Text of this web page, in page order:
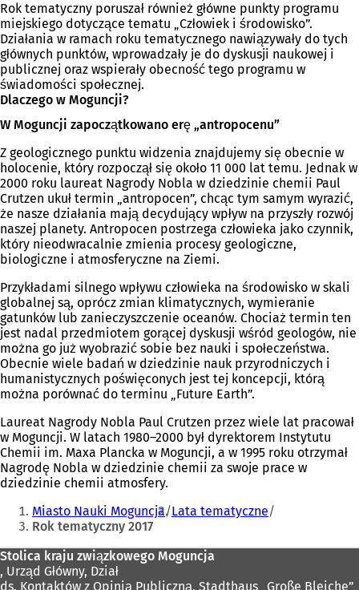
Rok tematyczny poruszał również główne punkty programu
miejskiego dotyczące tematu „Człowiek i środowisko”.
Działania w ramach roku tematycznego nawiązywały do tych
głównych punktów, wprowadzały je do dyskusji naukowej i
publicznej oraz wspierały obecność tego programu w
świadomości społecznej.
Dlaczego w Moguncji?
W Moguncji zapoczątkowano erę „antropocenu”
Z geologicznego punktu widzenia znajdujemy się obecnie w
holocenie, który rozpoczął się około 11 000 lat temu. Jednak w
2000 roku laureat Nagrody Nobla w dziedzinie chemii Paul
Crutzen ukuł termin „antropocen”, chcąc tym samym wyrazić,
że nasze działania mają decydujący wpływ na przyszły rozwój
naszej planety. Antropocen postrzega człowieka jako czynnik,
który nieodwracalnie zmienia procesy geologiczne,
biologiczne i atmosferyczne na Ziemi.
Przykładami silnego wpływu człowieka na środowisko w skali
globalnej są, oprócz zmian klimatycznych, wymieranie
gatunków lub zanieczyszczenie oceanów. Chociaż termin ten
jest nadal przedmiotem gorącej dyskusji wśród geologów, nie
można go już wyobrazić sobie bez nauki i społeczeństwa.
Obecnie wiele badań w dziedzinie nauk przyrodniczych i
humanistycznych poświęconych jest tej koncepcji, którą
można porównać do terminu „Future Earth”.
Laureat Nagrody Nobla Paul Crutzen przez wiele lat pracował
w Moguncji. W latach 1980–2000 był dyrektorem Instytutu
Chemii im. Maxa Plancka w Moguncji, a w 1995 roku otrzymał
Nagrodę Nobla w dziedzinie chemii za swoje prace w
dziedzinie chemii atmosfery.
Jesteś
tutaj:
Miasto Nauki Moguncja Lata tematyczne
Rok tematyczny 2017
Obszar
stóp
Stolica kraju związkowego Moguncja
, Urząd Główny, Dział
ds. Kontaktów z Opinią Publiczną, Stadthaus „Große Bleiche”